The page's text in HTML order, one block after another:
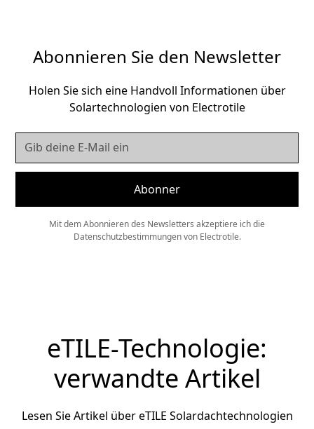
Abonnieren Sie den Newsletter
Holen Sie sich eine Handvoll Informationen über
Solartechnologien von Electrotile
Mit dem Abonnieren des Newsletters akzeptiere ich die
Datenschutzbestimmungen von Electrotile.
eTILE-Technologie:
verwandte Artikel
Lesen Sie Artikel über eTILE Solardachtechnologien